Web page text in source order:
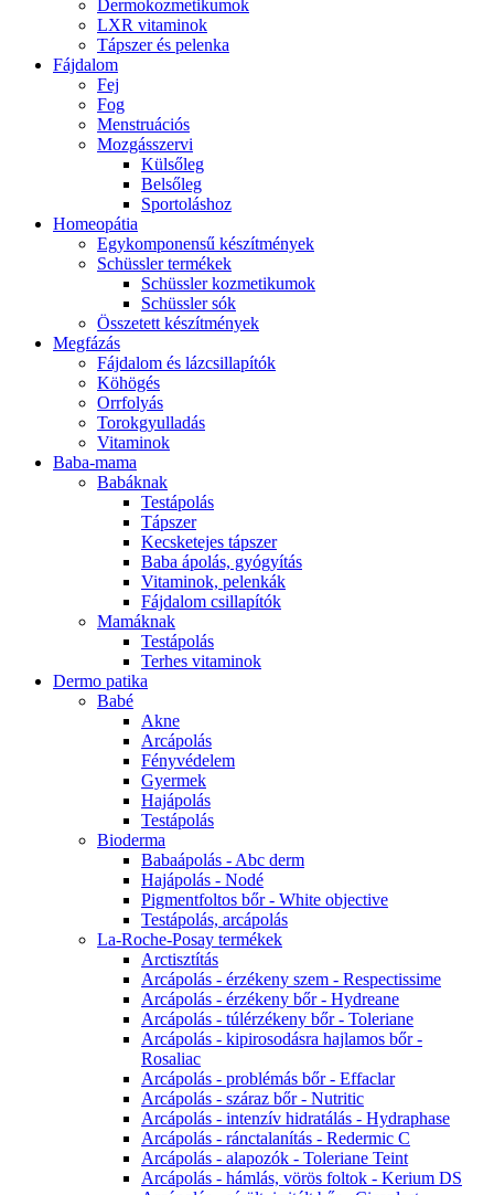
Dermokozmetikumok
LXR vitaminok
Tápszer és pelenka
Fájdalom
Fej
Fog
Menstruációs
Mozgásszervi
Külsőleg
Belsőleg
Sportoláshoz
Homeopátia
Egykomponensű készítmények
Schüssler termékek
Schüssler kozmetikumok
Schüssler sók
Összetett készítmények
Megfázás
Fájdalom és lázcsillapítók
Köhögés
Orrfolyás
Torokgyulladás
Vitaminok
Baba-mama
Babáknak
Testápolás
Tápszer
Kecsketejes tápszer
Baba ápolás, gyógyítás
Vitaminok, pelenkák
Fájdalom csillapítók
Mamáknak
Testápolás
Terhes vitaminok
Dermo patika
Babé
Akne
Arcápolás
Fényvédelem
Gyermek
Hajápolás
Testápolás
Bioderma
Babaápolás - Abc derm
Hajápolás - Nodé
Pigmentfoltos bőr - White objective
Testápolás, arcápolás
La-Roche-Posay termékek
Arctisztítás
Arcápolás - érzékeny szem - Respectissime
Arcápolás - érzékeny bőr - Hydreane
Arcápolás - túlérzékeny bőr - Toleriane
Arcápolás - kipirosodásra hajlamos bőr -
Rosaliac
Arcápolás - problémás bőr - Effaclar
Arcápolás - száraz bőr - Nutritic
Arcápolás - intenzív hidratálás - Hydraphase
Arcápolás - ránctalanítás - Redermic C
Arcápolás - alapozók - Toleriane Teint
Arcápolás - hámlás, vörös foltok - Kerium DS